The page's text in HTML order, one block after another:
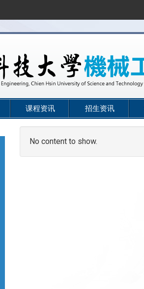
课程资讯 招生资讯
No content to show.